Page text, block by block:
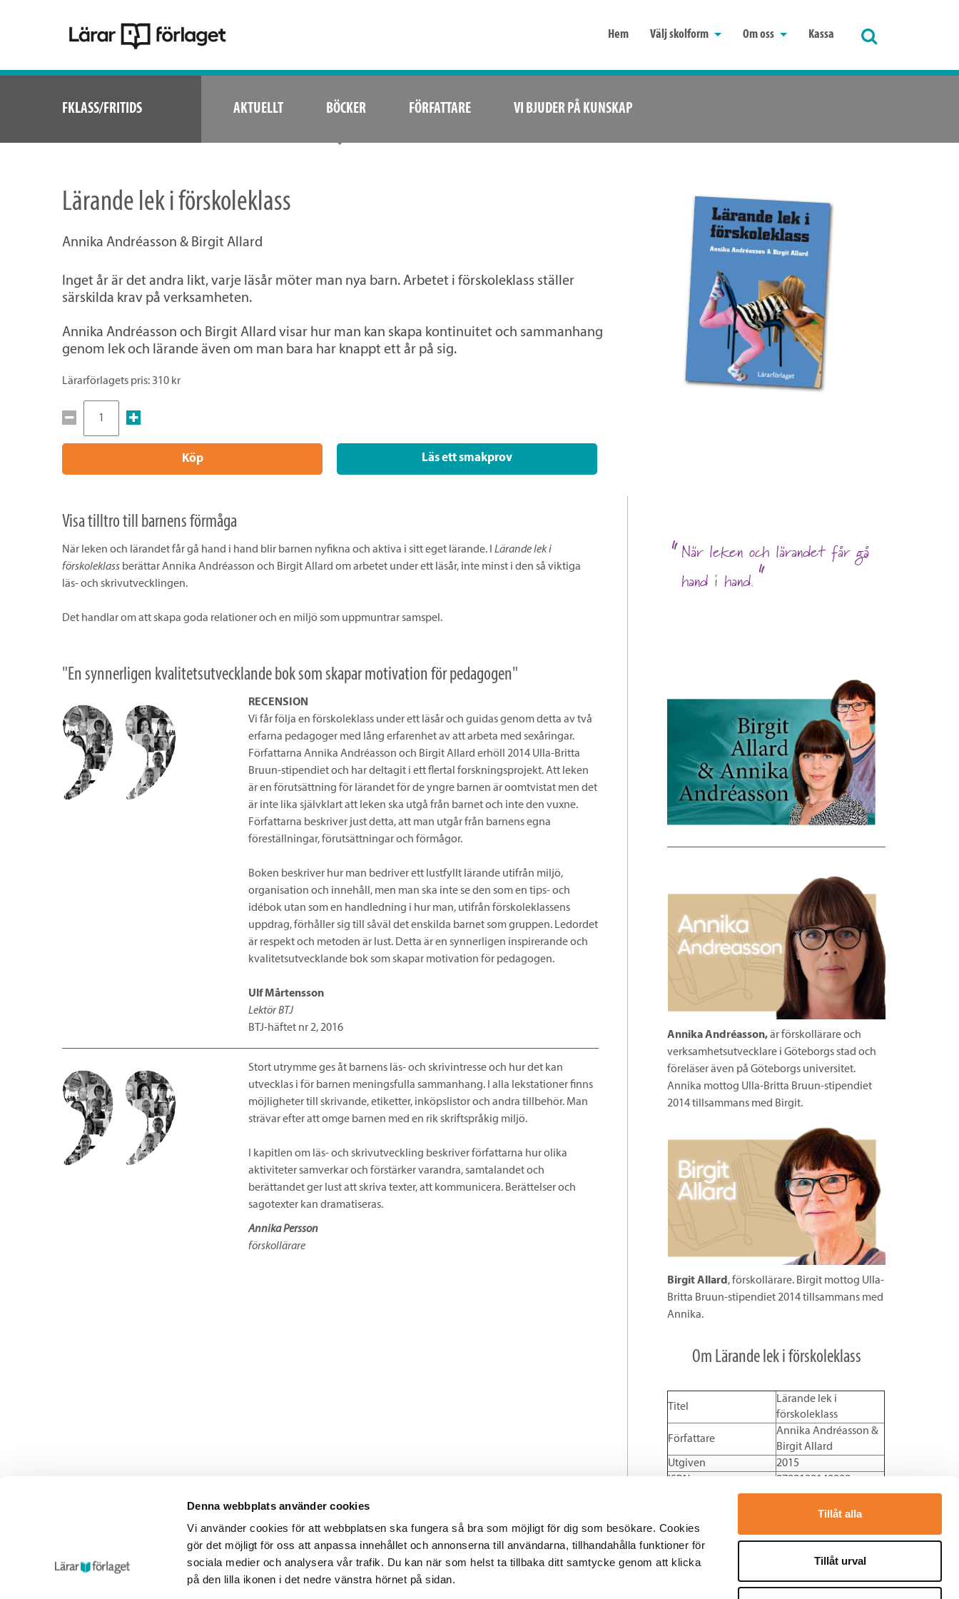
Denna webbplats använder cookies
Vi använder cookies för att webbplatsen ska fungera så bra som möjligt för dig som besökare. Cookies
gör det möjligt för oss att anpassa innehållet och annonserna till användarna, tillhandahålla funktioner för
sociala medier och analysera vår trafik. Du kan när som helst ta tillbaka ditt samtycke genom att klicka
på den lilla ikonen i det nedre vänstra hörnet på sidan.
Tillåt alla
Tillåt urval
Hem Välj skolform Om oss Kassa
Sök
FKLASS/FRITIDS AKTUELLT BÖCKER FÖRFATTARE VI BJUDER PÅ KUNSKAP
Lärande lek i förskoleklass
Annika Andréasson & Birgit Allard
Inget år är det andra likt, varje läsår möter man nya barn. Arbetet i förskoleklass ställer
särskilda krav på verksamheten.
Annika Andréasson och Birgit Allard visar hur man kan skapa kontinuitet och sammanhang
genom lek och lärande även om man bara har knappt ett år på sig.
Lärarförlagets pris: 310 kr
Köp Läs ett smakprov
Visa tilltro till barnens förmåga
När leken och lärandet får gå hand i hand blir barnen nyfikna och aktiva i sitt eget lärande. I Lärande lek i
förskoleklass berättar Annika Andréasson och Birgit Allard om arbetet under ett läsår, inte minst i den så viktiga
läs- och skrivutvecklingen.
Det handlar om att skapa goda relationer och en miljö som uppmuntrar samspel.
"En synnerligen kvalitetsutvecklande bok som skapar motivation för pedagogen"
RECENSION
Vi får följa en förskoleklass under ett läsår och guidas genom detta av två
erfarna pedagoger med lång erfarenhet av att arbeta med sexåringar.
Författarna Annika Andréasson och Birgit Allard erhöll 2014 Ulla-Britta
Bruun-stipendiet och har deltagit i ett flertal forskningsprojekt. Att leken
är en förutsättning för lärandet för de yngre barnen är oomtvistat men det
är inte lika självklart att leken ska utgå från barnet och inte den vuxne.
Författarna beskriver just detta, att man utgår från barnens egna
föreställningar, förutsättningar och förmågor.
Boken beskriver hur man bedriver ett lustfyllt lärande utifrån miljö,
organisation och innehåll, men man ska inte se den som en tips- och
idébok utan som en handledning i hur man, utifrån förskoleklassens
uppdrag, förhåller sig till såväl det enskilda barnet som gruppen. Ledordet
är respekt och metoden är lust. Detta är en synnerligen inspirerande och
kvalitetsutvecklande bok som skapar motivation för pedagogen.
Ulf Mårtensson
Lektör BTJ
BTJ-häftet nr 2, 2016
Stort utrymme ges åt barnens läs- och skrivintresse och hur det kan
utvecklas i för barnen meningsfulla sammanhang. I alla lekstationer finns
möjligheter till skrivande, etiketter, inköpslistor och andra tillbehör. Man
strävar efter att omge barnen med en rik skriftspråkig miljö.
I kapitlen om läs- och skrivutveckling beskriver författarna hur olika
aktiviteter samverkar och förstärker varandra, samtalandet och
berättandet ger lust att skriva texter, att kommunicera. Berättelser och
sagotexter kan dramatiseras.
Annika Persson
förskollärare
När leken och lärandet får gå
hand i hand.
Annika Andréasson,är förskollärare och
verksamhetsutvecklare i Göteborgs stad och
föreläser även på Göteborgs universitet.
Annika mottog Ulla-Britta Bruun-stipendiet
2014 tillsammans med Birgit.
Birgit Allard , förskollärare. Birgit mottog Ulla-
Britta Bruun-stipendiet 2014 tillsammans med
Annika.
Om Lärande lek i förskoleklass
Titel
Lärande lek i
förskoleklass
Författare
Annika Andréasson &
Birgit Allard
Utgiven
2015
ISBN
9789188149008